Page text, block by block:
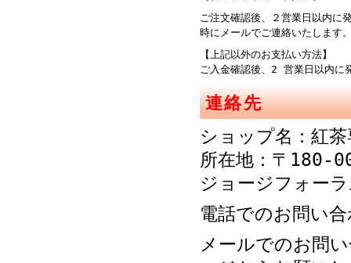
ご注文確認後、２営業日以内に
時にメールでご連絡
【上記以外のお支払い方法】
ご入金確認後、2 営業日以内に
連絡先
ショップ名：紅
所在地：〒180-
ジョージフォー
電話でのお問い
メールでのお問